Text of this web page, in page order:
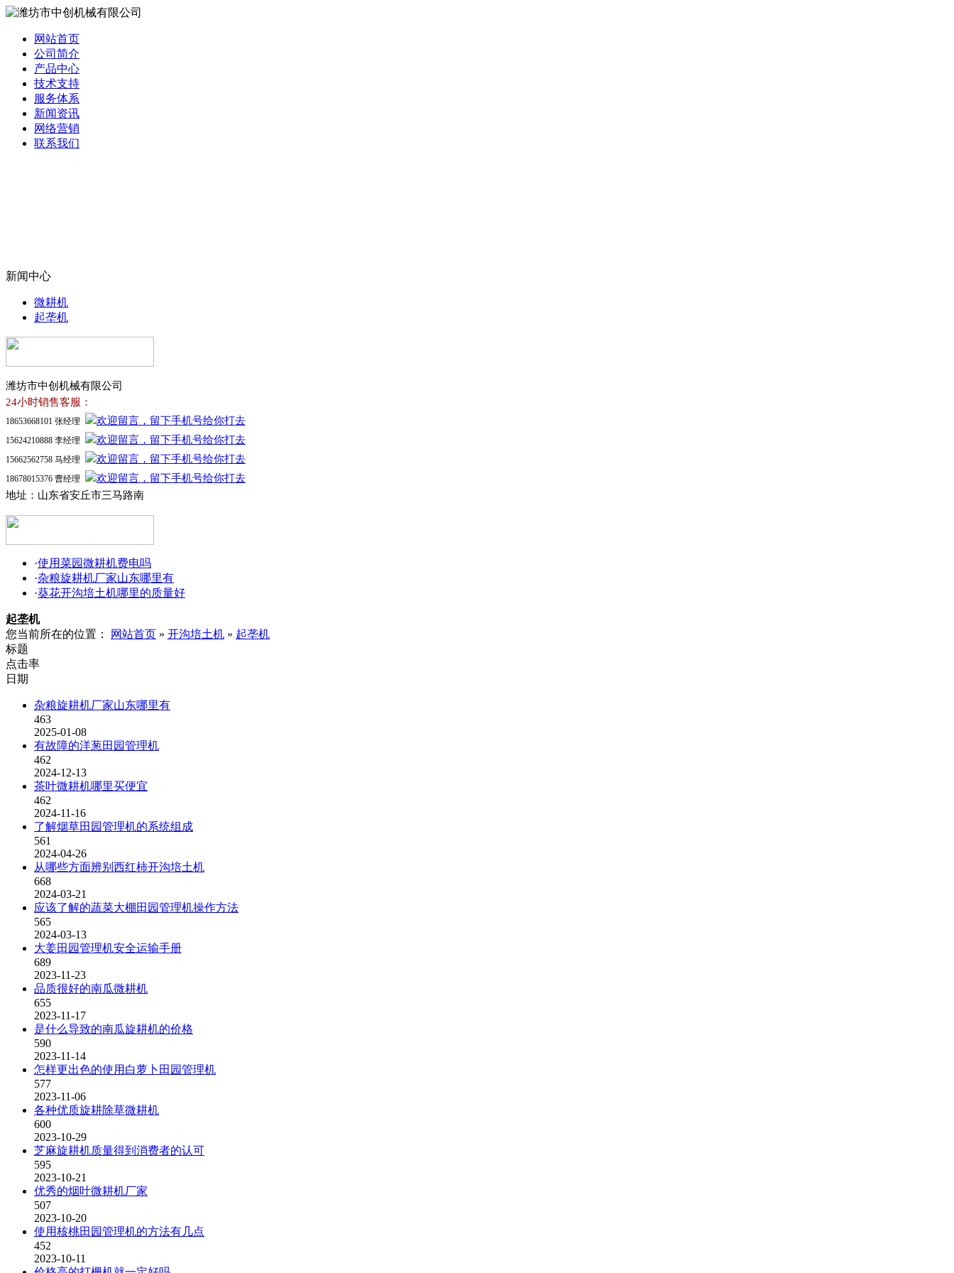
网站首页
公司简介
产品中心
技术支持
服务体系
新闻资讯
网络营销
联系我们
新闻中心
微耕机
起垄机
潍坊市中创机械有限公司
24小时销售客服：
18653668101 张经理
15624210888 李经理
15662562758 马经理
18678015376 曹经理
地址：山东省安丘市三马路南
·使用菜园微耕机费电吗
·杂粮旋耕机厂家山东哪里有
·葵花开沟培土机哪里的质量好
起垄机
您当前所在的位置：
网站首页 » 开沟培土机 » 起垄机
标题
点击率
日期
杂粮旋耕机厂家山东哪里有
463
2025-01-08
有故障的洋葱田园管理机
462
2024-12-13
茶叶微耕机哪里买便宜
462
2024-11-16
了解烟草田园管理机的系统组成
561
2024-04-26
从哪些方面辨别西红柿开沟培土机
668
2024-03-21
应该了解的蔬菜大棚田园管理机操作方法
565
2024-03-13
大姜田园管理机安全运输手册
689
2023-11-23
品质很好的南瓜微耕机
655
2023-11-17
是什么导致的南瓜旋耕机的价格
590
2023-11-14
怎样更出色的使用白萝卜田园管理机
577
2023-11-06
各种优质旋耕除草微耕机
600
2023-10-29
芝麻旋耕机质量得到消费者的认可
595
2023-10-21
优秀的烟叶微耕机厂家
507
2023-10-20
使用核桃田园管理机的方法有几点
452
2023-10-11